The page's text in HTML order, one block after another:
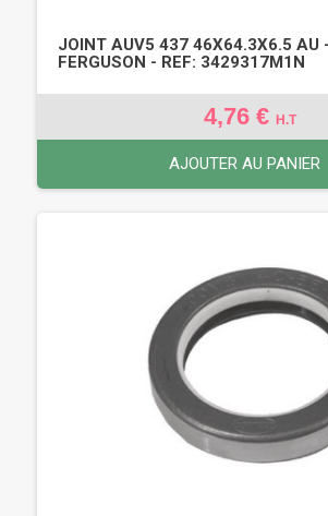
JOINT AUV5 437 46X64.3X6.5 AU
FERGUSON - REF: 3429317M1N
4,76 € H.T
AJOUTER AU PANIER